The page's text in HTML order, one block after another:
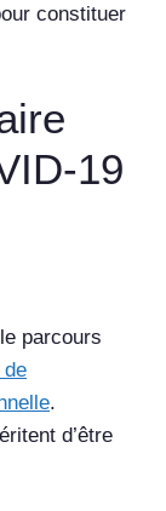
constituer
19
parcours
de
.
d’être